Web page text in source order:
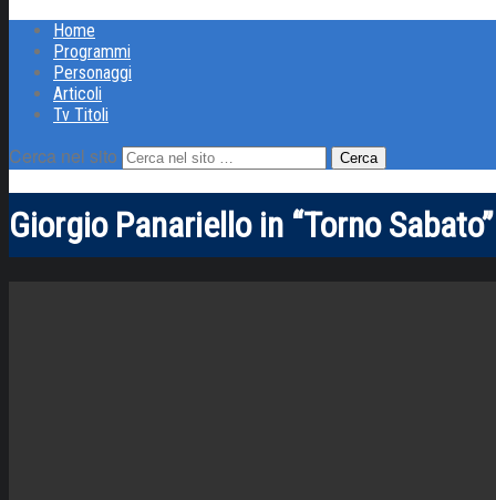
Home
Programmi
Personaggi
Articoli
Tv Titoli
Cerca nel sito
Giorgio Panariello in “Torno